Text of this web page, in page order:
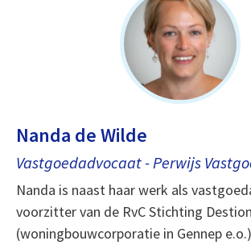
Nanda de Wilde
Vastgoedadvocaat - Perwijs
Nanda is naast haar werk als
voorzitter van de RvC Stichting Destion
(woningbouwcorporatie in Gennep